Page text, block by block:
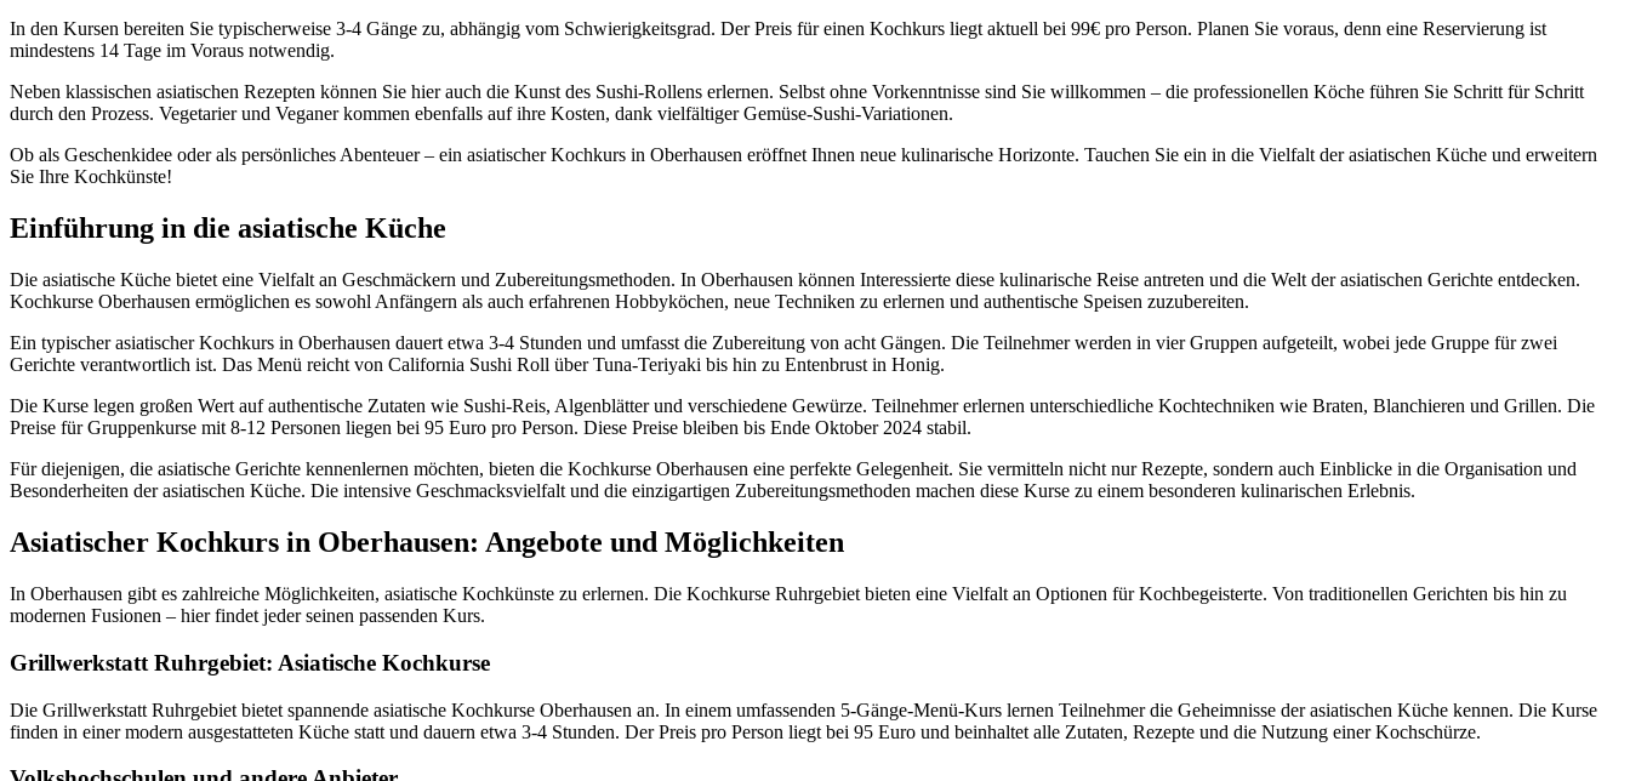
In den Kursen bereiten Sie typischerweise 3-4 Gänge zu, abhängig vom Schwierigkeitsgrad. Der Preis für einen Kochkurs liegt aktuell bei 99€ pro Person. Planen Sie voraus, denn eine Reservierung ist
mindestens 14 Tage im Voraus notwendig.
Neben klassischen asiatischen Rezepten können Sie hier auch die Kunst des Sushi-Rollens erlernen. Selbst ohne Vorkenntnisse sind Sie willkommen – die professionellen Köche führen Sie Schritt für Schritt
durch den Prozess. Vegetarier und Veganer kommen ebenfalls auf ihre Kosten, dank vielfältiger Gemüse-Sushi-Variationen.
Ob als Geschenkidee oder als persönliches Abenteuer – ein asiatischer Kochkurs in Oberhausen eröffnet Ihnen neue kulinarische Horizonte. Tauchen Sie ein in die Vielfalt der asiatischen Küche und erweitern
Sie Ihre Kochkünste!
Einführung in die asiatische Küche
Die asiatische Küche bietet eine Vielfalt an Geschmäckern und Zubereitungsmethoden. In Oberhausen können Interessierte diese kulinarische Reise antreten und die Welt der asiatischen Gerichte entdecken.
Kochkurse Oberhausen ermöglichen es sowohl Anfängern als auch erfahrenen Hobbyköchen, neue Techniken zu erlernen und authentische Speisen zuzubereiten.
Ein typischer asiatischer Kochkurs in Oberhausen dauert etwa 3-4 Stunden und umfasst die Zubereitung von acht Gängen. Die Teilnehmer werden in vier Gruppen aufgeteilt, wobei jede Gruppe für zwei
Gerichte verantwortlich ist. Das Menü reicht von California Sushi Roll über Tuna-Teriyaki bis hin zu Entenbrust in Honig.
Die Kurse legen großen Wert auf authentische Zutaten wie Sushi-Reis, Algenblätter und verschiedene Gewürze. Teilnehmer erlernen unterschiedliche Kochtechniken wie Braten, Blanchieren und Grillen. Die
Preise für Gruppenkurse mit 8-12 Personen liegen bei 95 Euro pro Person. Diese Preise bleiben bis Ende Oktober 2024 stabil.
Für diejenigen, die asiatische Gerichte kennenlernen möchten, bieten die Kochkurse Oberhausen eine perfekte Gelegenheit. Sie vermitteln nicht nur Rezepte, sondern auch Einblicke in die Organisation und
Besonderheiten der asiatischen Küche. Die intensive Geschmacksvielfalt und die einzigartigen Zubereitungsmethoden machen diese Kurse zu einem besonderen kulinarischen Erlebnis.
Asiatischer Kochkurs in Oberhausen: Angebote und Möglichkeiten
In Oberhausen gibt es zahlreiche Möglichkeiten, asiatische Kochkünste zu erlernen. Die Kochkurse Ruhrgebiet bieten eine Vielfalt an Optionen für Kochbegeisterte. Von traditionellen Gerichten bis hin zu
modernen Fusionen – hier findet jeder seinen passenden Kurs.
Grillwerkstatt Ruhrgebiet: Asiatische Kochkurse
Die Grillwerkstatt Ruhrgebiet bietet spannende asiatische Kochkurse Oberhausen an. In einem umfassenden 5-Gänge-Menü-Kurs lernen Teilnehmer die Geheimnisse der asiatischen Küche kennen. Die Kurse
finden in einer modern ausgestatteten Küche statt und dauern etwa 3-4 Stunden. Der Preis pro Person liegt bei 95 Euro und beinhaltet alle Zutaten, Rezepte und die Nutzung einer Kochschürze.